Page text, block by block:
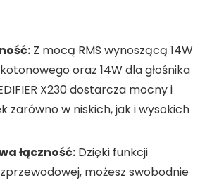
Z mocą RMS wynoszącą 14W
oraz 14W dla głośnika
X230 dostarcza mocny i
zarówno w niskich, jak i wysokich
łączność: Dzięki funkcji
możesz swobodnie